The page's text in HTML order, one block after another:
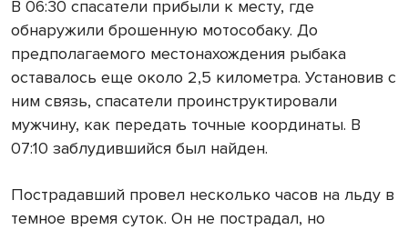
В 06:30 спасатели прибыли к месту, где
обнаружили брошенную мотособаку. До
предполагаемого местонахождения рыбака
оставалось еще около 2,5 километра. Установив с
ним связь, спасатели проинструктировали
мужчину, как передать точные координаты. В
07:10 заблудившийся был найден.
Пострадавший провел несколько часов на льду в
темное время суток. Он не пострадал, но